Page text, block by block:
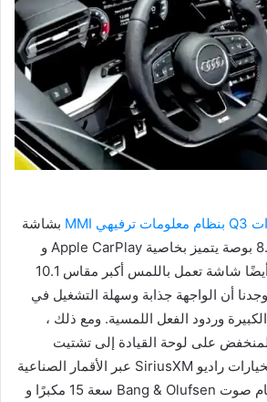
بشاشة
تعمل باللمس مقاس 8.8 بوصة يتميز بخاصية Apple CarPlay و
Android Auto. تتوفر أيضًا شاشة تعمل باللمس أكبر مقاس 10.1
أن الواجهة جذابة وسهلة التشغيل في
وردود الفعل اللمسية. ومع ذلك ،
على لوحة القيادة إلى تشتيت
الانتباه. تشمل أفضل الخيارات راديو SiriusXM عبر الأقمار الصناعية
، وشحن لاسلكي ، ونظام صوت Bang & Olufsen سعة 15 مكبرًا و